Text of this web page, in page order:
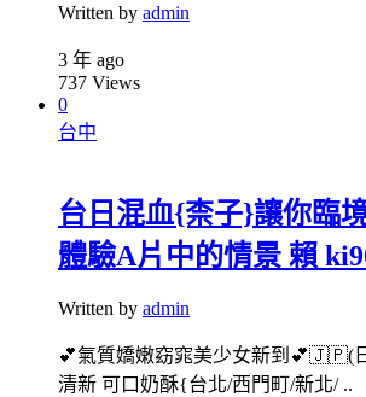
Written by admin
3 年 ago
737 Views
0
台中
台日混血{柰子}讓你臨
體驗A片中的情景 賴
Written by admin
💕氣質嬌嫩窈窕美少女新到💕🇯🇵(
清新 可口奶酥{台北/西門町/新北/ ..